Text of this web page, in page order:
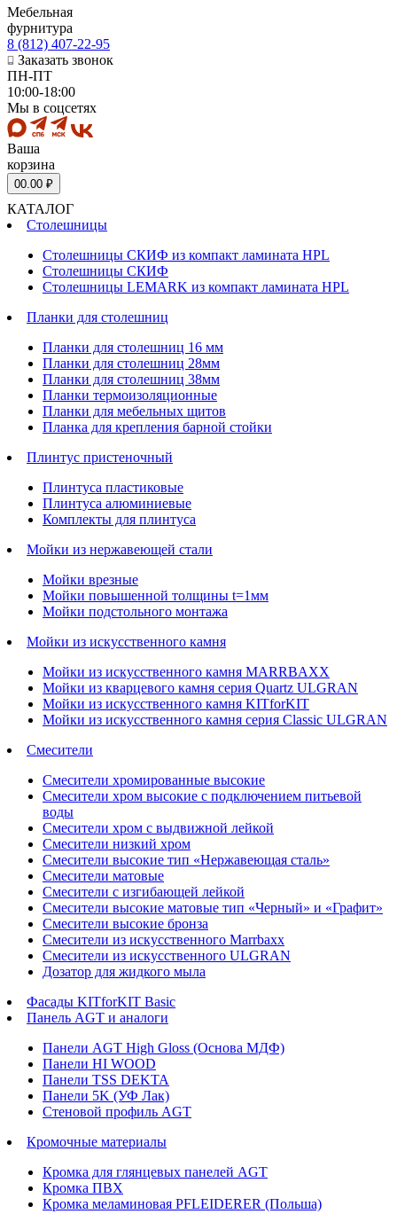
Мебельная
фурнитура
8 (812) 407-22-95
Заказать звонок
ПН-ПТ
10:00-18:00
Мы в соцсетях
Ваша
корзина
00.00 ₽
КАТАЛОГ
Столешницы
Столешницы СКИФ из компакт ламината HPL
Столешницы СКИФ
Столешницы LEMARK из компакт ламината HPL
Планки для столешниц
Планки для столешниц 16 мм
Планки для столешниц 28мм
Планки для столешниц 38мм
Планки термоизоляционные
Планки для мебельных щитов
Планка для крепления барной стойки
Плинтус пристеночный
Плинтуса пластиковые
Плинтуса алюминиевые
Комплекты для плинтуса
Мойки из нержавеющей стали
Мойки врезные
Мойки повышенной толщины t=1мм
Мойки подстольного монтажа
Мойки из искусственного камня
Мойки из искусственного камня MARRBAXX
Мойки из кварцевого камня серия Quartz ULGRAN
Мойки из искусственного камня KITforKIT
Мойки из искусственного камня серия Classic ULGRAN
Смесители
Смесители хромированные высокие
Смесители хром высокие с подключением питьевой
воды
Смесители хром с выдвижной лейкой
Смесители низкий хром
Смесители высокие тип «Нержавеющая сталь»
Смесители матовые
Смесители с изгибающей лейкой
Смесители высокие матовые тип «Черный» и «Графит»
Смесители высокие бронза
Смесители из искусственного Marrbaxx
Смесители из искусственного ULGRAN
Дозатор для жидкого мыла
Фасады KITforKIT Basic
Панель AGT и аналоги
Панели AGT High Gloss (Основа МДФ)
Панели HI WOOD
Панели TSS DEKTA
Панели 5K (УФ Лак)
Стеновой профиль AGT
Кромочные материалы
Кромка для глянцевых панелей AGT
Кромка ПВХ
Кромка меламиновая PFLEIDERER (Польша)